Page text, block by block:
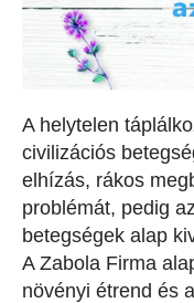
A helytelen
civilizációs
elhízás, rákos
problémát, pedig
betegségek alap
A Zabola Firma
növényi étrend és